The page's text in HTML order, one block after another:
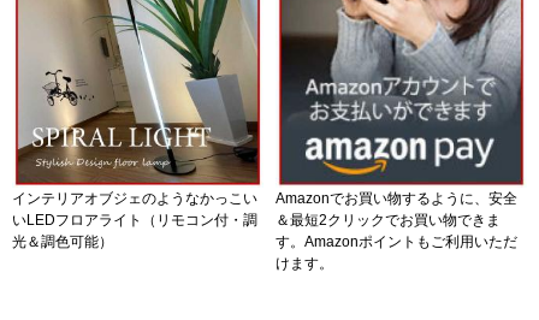
インテリアオブジェのようなかっこい
いLEDフロアライト（リモコン付・調
光＆調色可能）
Amazonでお買い物するように、安全
＆最短2クリックでお買い物できま
す。Amazonポイントもご利用いただ
けます。